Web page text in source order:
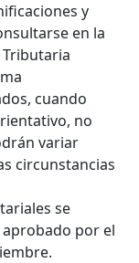
y
en la
cuando
no
variar
circunstancias
se
por el